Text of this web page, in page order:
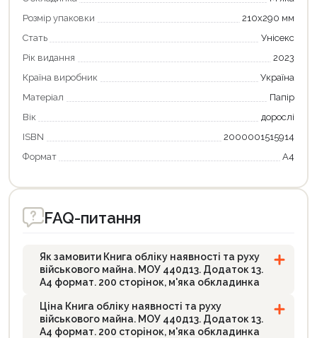
Розмір упаковки
210х290 мм
Стать
Унісекс
Рік видання
2023
Країна виробник
Україна
Матеріал
Папір
Вік
дорослі
ISBN
2000001515914
Формат
А4
FAQ-питання
Як замовити Книга обліку наявності та руху
військового майна. МОУ 440д13. Додаток 13.
А4 формат. 200 сторінок, м'яка обкладинка
Ціна Книга обліку наявності та руху
військового майна. МОУ 440д13. Додаток 13.
А4 формат. 200 сторінок, м'яка обкладинка
Продовжити покупки
Оформити замовлення